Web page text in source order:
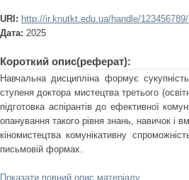
URI: http://ir.knutkt.edu.ua/handle/
Дата: 2025
Короткий опис(реферат):
Навчальна дисципліна формує
ступеня доктора мистецтва третього
підготовка аспірантів до ефективної
опанування такого рівня знань, навичок і
кіномистецтва комунікативну
письмовій формах.
Показати повний опис матеріалу